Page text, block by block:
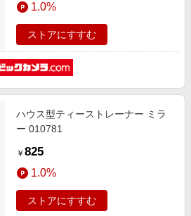
1.0%
ストアにすすむ
ハウス型ティーストレーナー ミラ
ー 010781
￥ 825
1.0%
ストアにすすむ